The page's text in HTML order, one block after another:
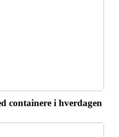
containere i hverdagen